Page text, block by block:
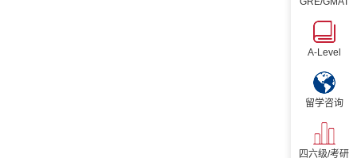
A-Level
留学咨询
四六级/考研